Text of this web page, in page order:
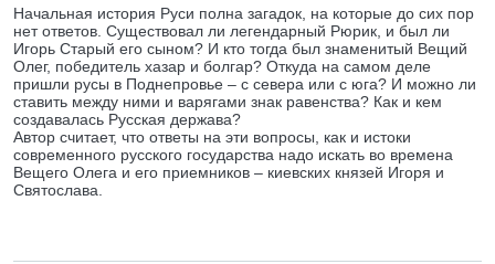
Начальная история Руси полна загадок, на которые до сих пор
нет ответов. Существовал ли легендарный Рюрик, и был ли
Игорь Старый его сыном? И кто тогда был знаменитый Вещий
Олег, победитель хазар и болгар? Откуда на самом деле
пришли русы в Поднепровье – с севера или с юга? И можно ли
ставить между ними и варягами знак равенства? Как и кем
создавалась Русская держава?
Автор считает, что ответы на эти вопросы, как и истоки
современного русского государства надо искать во времена
Вещего Олега и его приемников – киевских князей Игоря и
Святослава.